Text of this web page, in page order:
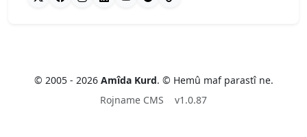
© 2005 - 2026 Amîda Kurd. © Hemû maf parastî ne.
Rojname CMS
v1.0.87